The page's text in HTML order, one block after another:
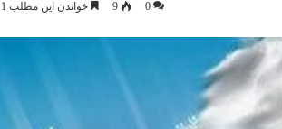
0
9 خواندن این مطلب 1 دقیقه زمان میبرد